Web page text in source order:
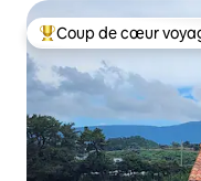
Coups de cœur
Coup de cœur